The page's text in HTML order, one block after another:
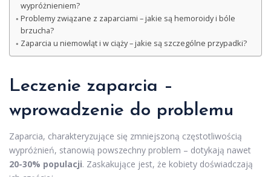
wypróżnieniem?
Problemy związane z zaparciami – jakie są hemoroidy i bóle
brzucha?
Zaparcia u niemowląt i w ciąży – jakie są szczególne przypadki?
Leczenie zaparcia –
wprowadzenie do problemu
Zaparcia, charakteryzujące się zmniejszoną częstotliwością
wypróżnień, stanowią powszechny problem – dotykają nawet
20-30% populacji. Zaskakujące jest, że kobiety doświadczają